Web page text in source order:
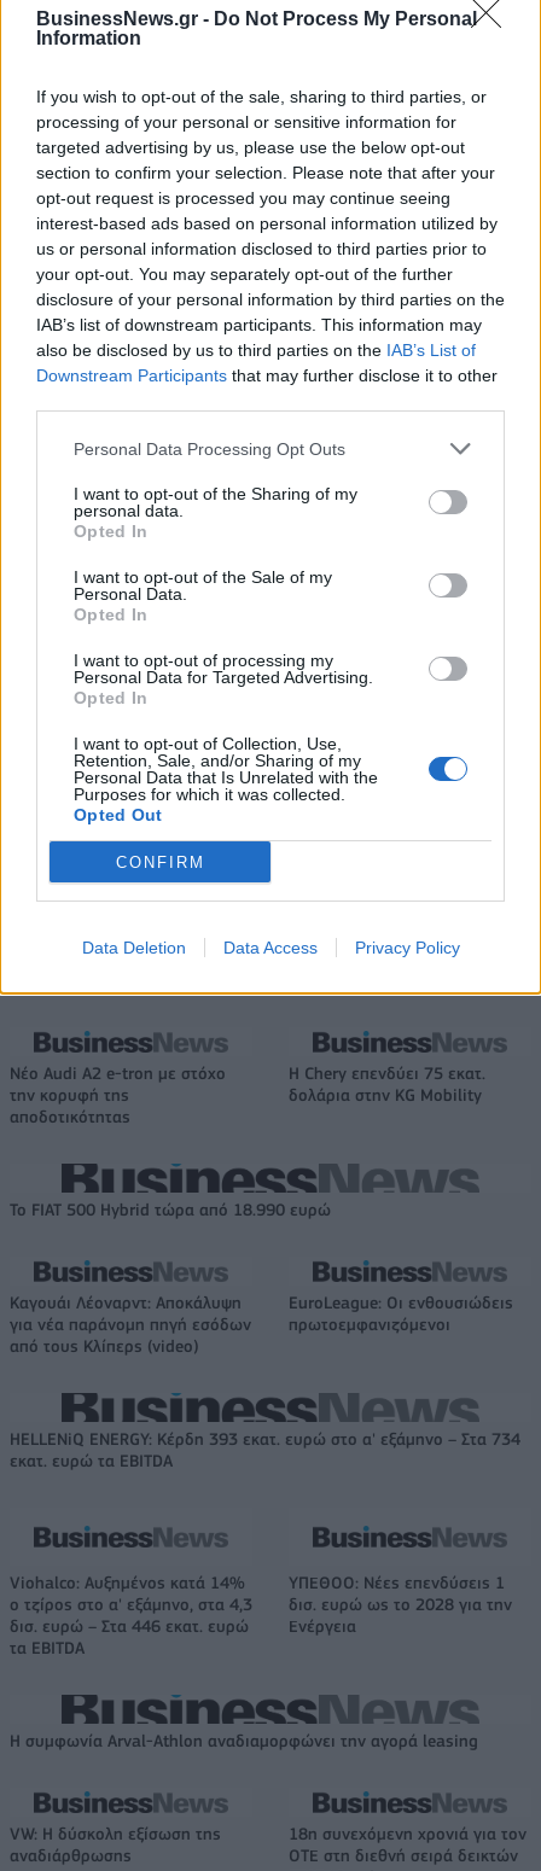
BusinessNews.gr - Do Not Process My Personal
Information
If you wish to opt-out of the sale, sharing to third parties, or
processing of your personal or sensitive information for
targeted advertising by us, please use the below opt-out
section to confirm your selection. Please note that after your
opt-out request is processed you may continue seeing
interest-based ads based on personal information utilized by
us or personal information disclosed to third parties prior to
your opt-out. You may separately opt-out of the further
disclosure of your personal information by third parties on the
IAB’s list of downstream participants. This information may
also be disclosed by us to third parties on the IAB’s List of
Downstream Participants that may further disclose it to other
Personal Data Processing Opt Outs
I want to opt-out of the Sharing of my
personal data.
Opted In
I want to opt-out of the Sale of my
Personal Data.
Opted In
I want to opt-out of processing my
Personal Data for Targeted Advertising.
Opted In
I want to opt-out of Collection, Use,
Retention, Sale, and/or Sharing of my
Personal Data that Is Unrelated with the
Purposes for which it was collected.
Opted Out
CONFIRM
Data Deletion Data Access Privacy Policy
Εθνική Παίδων: Πρεμιέρα στο Ευρωπαϊκό με αντίπαλο την Ισπανία
(live stream)
Ευρωπαϊκό Κορασίδων:
Ιωάννινα κόντρα στην Ιρλανδία
(live stream)
εκατ. ευρώ και αύξηση κερδών
57% - Τα νέα στοιχήματα σε
κέρδη 313 εκατ. ευρώ
Χρηματοδότηση 8 εκατ. ευρώ
σε 843 μέσα ενημέρωσης-
Ξεκίνησε το πενταετές
πρόγραμμα ενίσχυσης του
Media: Με ενίσχυση 8 εκατ.
ευρώ σε 451 επιχειρήσεις
ξεκίνησε το πρόγραμμα
ΕΔΟΕΑΠ
IAB Hellas: Νέα Διοικούσα Επιτροπή και νέο Διοικητικό Συμβούλιο -
Νέο Audi A2 e-tron με στόχο
την κορυφή της
αποδοτικότητας
Η Chery επενδύει 75 εκατ.
δολάρια στην KG Mobility
Το FIAT 500 Hybrid τώρα από 18.990 ευρώ
Καγουάι Λέοναρντ: Αποκάλυψη
για νέα παράνομη πηγή εσόδων
από τους Κλίπερς (video)
EuroLeague: Οι ενθουσιώδεις
πρωτοεμφανιζόμενοι
HELLENiQ ENERGY: Κέρδη 393 εκατ. ευρώ στο α' εξάμηνο – Στα 734
εκατ. ευρώ τα EBITDA
Viohalco: Αυξημένος κατά 14%
ο τζίρος στο α' εξάμηνο, στα 4,3
δισ. ευρώ – Στα 446 εκατ. ευρώ
τα EBITDA
ΥΠΕΘΟΟ: Νέες επενδύσεις 1
δισ. ευρώ ως το 2028 για την
Ενέργεια
Η συμφωνία Arval-Athlon αναδιαμορφώνει την αγορά leasing
VW: Η δύσκολη εξίσωση της
αναδιάρθρωσης
18η συνεχόμενη χρονιά για τον
ΟΤΕ στη διεθνή σειρά δεικτών